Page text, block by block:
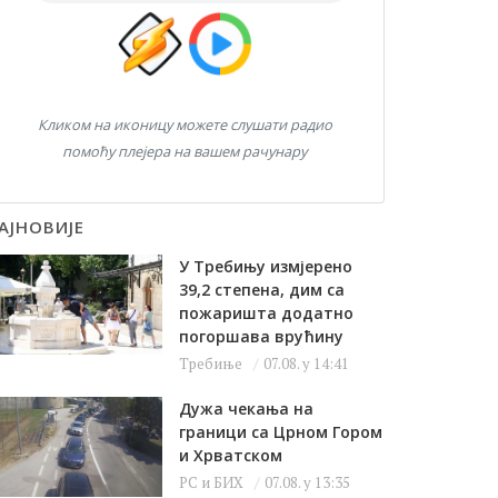
Кликом на иконицу можете слушати радио
помоћу плејера на вашем рачунару
У Требињу измјерено
39,2 степена, дим са
пожаришта додатно
погоршава врућину
Требиње 07.08. у 14:41
Дужа чекања на
граници са Црном Гором
и Хрватском
РС и БИХ 07.08. у 13:35